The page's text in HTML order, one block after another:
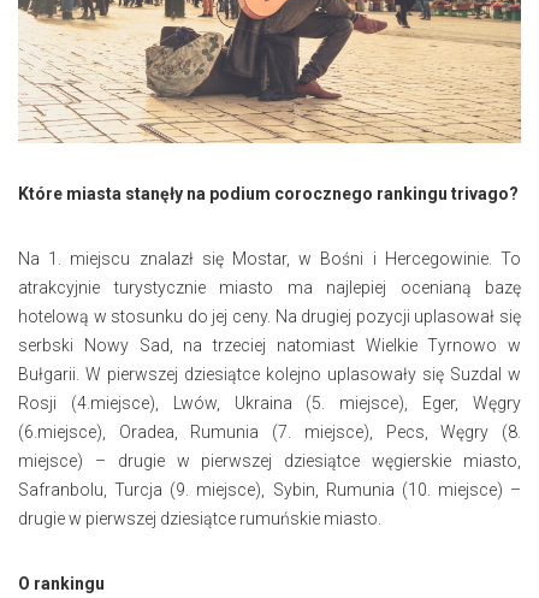
Które miasta stanęły na podium corocznego rankingu trivago?
Na 1. miejscu znalazł się Mostar, w Bośni i Hercegowinie. To
atrakcyjnie turystycznie miasto ma najlepiej ocenianą bazę
hotelową w stosunku do jej ceny. Na drugiej pozycji uplasował się
serbski Nowy Sad, na trzeciej natomiast Wielkie Tyrnowo w
Bułgarii. W pierwszej dziesiątce kolejno uplasowały się Suzdal w
Rosji (4.miejsce), Lwów, Ukraina (5. miejsce), Eger, Węgry
(6.miejsce), Oradea, Rumunia (7. miejsce), Pecs, Węgry (8.
miejsce) – drugie w pierwszej dziesiątce węgierskie miasto,
Safranbolu, Turcja (9. miejsce), Sybin, Rumunia (10. miejsce) –
drugie w pierwszej dziesiątce rumuńskie miasto.
O rankingu